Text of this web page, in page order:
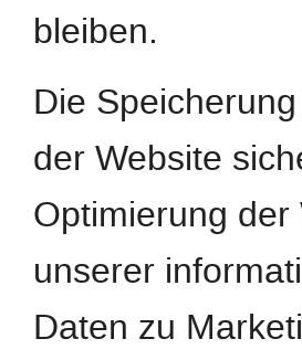
bleiben.
Die
der Website
Optimierung
unserer
Daten zu